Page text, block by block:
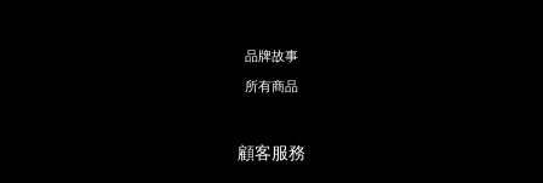
品牌故事
所有商品
顧客服務